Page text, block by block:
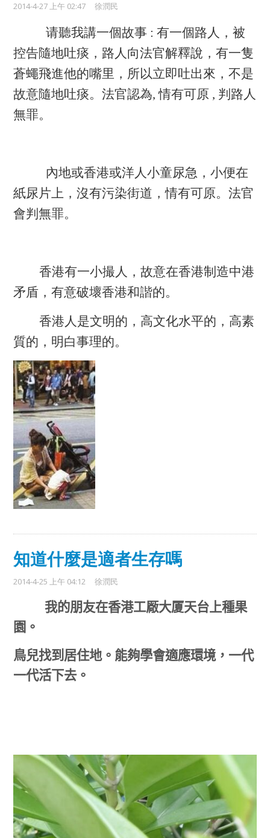
2014-4-27 上午 02:47 徐潤民
请聽我講一個故事 : 有一個路人，被
控告隨地吐痰，路人向法官解釋說，有一隻
蒼蠅飛進他的嘴里，所以立即吐出來，不是
故意隨地吐痰。法官認為,情有可原 , 判路人
無罪。
內地或香港或洋人小童尿急，小便在
紙尿片上，沒有污染街道，情有可原。法官
會判無罪。
香港有一小撮人，故意在香港制造中港
矛盾，有意破壞香港和諧的。
香港人是文明的，高文化水平的，高素
質的，明白事理的。
知道什麼是適者生存嗎
2014-4-25 上午 04:12 徐潤民
我的朋友在香港工厰大厦天台上種果
園。
鳥兒找到居住地。能夠學會適應環境， 一代
一代活下去。